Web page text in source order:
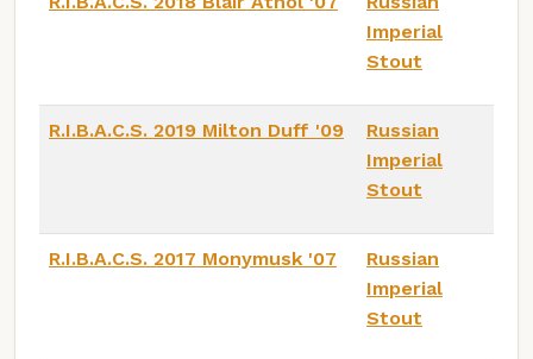
Imperial
Stout
R.I.B.A.C.S. 2019 Milton Duff '09
Russian
Imperial
Stout
R.I.B.A.C.S. 2017 Monymusk '07
Russian
Imperial
Stout